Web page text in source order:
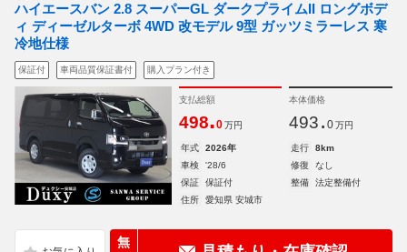
ハイエースバン 2.8 スーパーGL ダークプライムII ロングボデ
ィ ディーゼルターボ 4WD 改モデル 9型 ガッツミラーレス 寒
冷地仕様
保証付 車両品質保証書付 購入プラン付き
支払総額
498.0 万円
本体価格
493. 0 万円
年式 2026年 走行
8km
車検
'28/6 修復
なし
保証
保証付 整備
法定整備付
住所
愛知県 安城市
無